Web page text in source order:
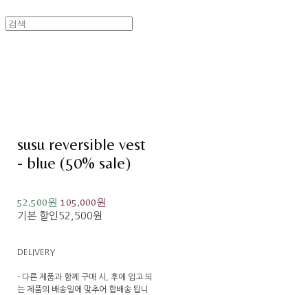
susu reversible vest
- blue (50% sale)
52,500원105,000원
기본 할인 52,500원
DELIVERY
- 다른 제품과 함께 구매 시, 후에 입고 되
는 제품의 배송일에 맞추어 합배송 됩니